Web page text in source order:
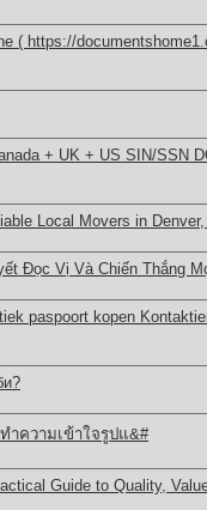
( https://
+ UK + US SIN/SSN
Local Movers in
Đọc Vị Và Chiến Thắng
paspoort kopen
ำความเข้าใจรูปแ&#
Guide to Quality,